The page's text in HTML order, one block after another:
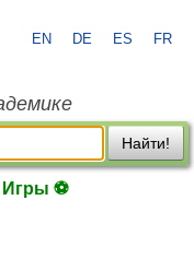
EN DE ES FR
Найти!
Игры ⚽